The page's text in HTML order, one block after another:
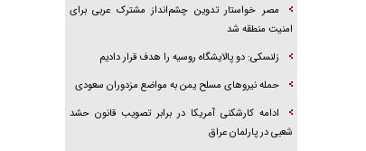
مصر خواستار تدوین چشم‌انداز مشترک عربی برای
امنیت منطقه شد
زلنسکی: دو پالایشگاه روسیه را هدف قرار دادیم
حمله نیرو‌های مسلح یمن به مواضع مزدوران سعودی
ادامه کارشکنی آمریکا در برابر تصویب قانون حشد
شعبی در پارلمان عراق